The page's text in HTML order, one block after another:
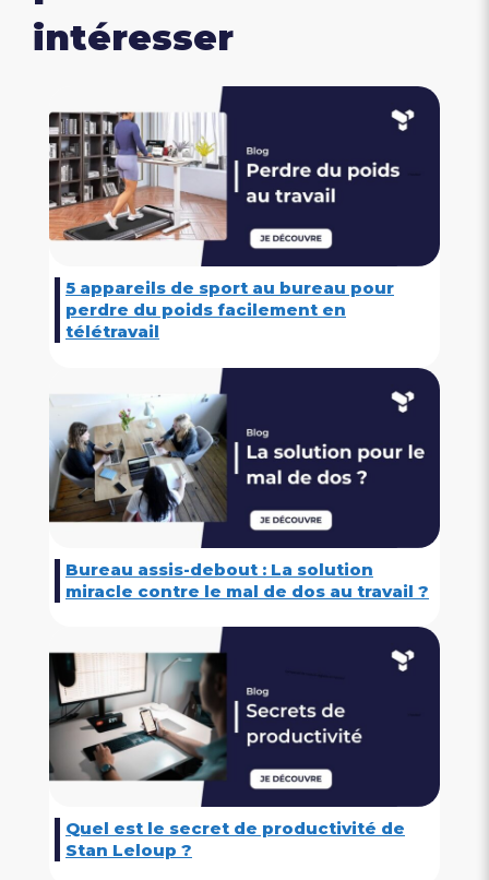
intéresser
5 appareils de sport au bureau pour
perdre du poids facilement en
télétravail
Bureau assis-debout : La solution
miracle contre le mal de dos au travail ?
Quel est le secret de productivité de
Stan Leloup ?